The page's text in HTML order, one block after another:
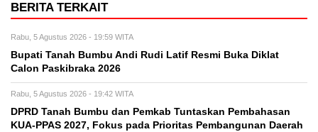
BERITA TERKAIT
Rabu, 5 Agustus 2026 - 19:59 WITA
Bupati Tanah Bumbu Andi Rudi Latif Resmi Buka Diklat
Calon Paskibraka 2026
Rabu, 5 Agustus 2026 - 19:42 WITA
DPRD Tanah Bumbu dan Pemkab Tuntaskan Pembahasan
KUA-PPAS 2027, Fokus pada Prioritas Pembangunan Daerah